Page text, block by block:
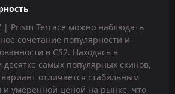
| Prism Terrace можно наблюдать
сочетание популярности и
в CS2. Находясь в
десятке самых популярных скинов,
отличается стабильным
и умеренной ценой на рынке, что